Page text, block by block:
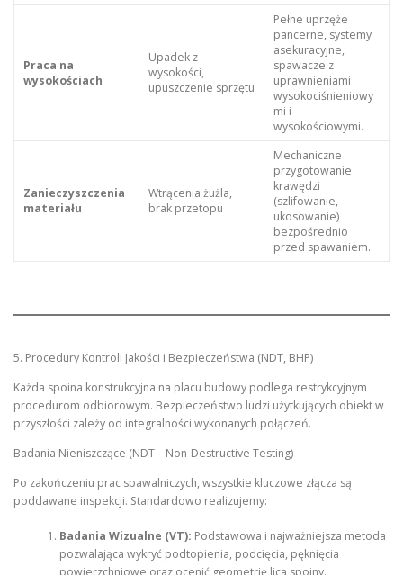
Praca na
wysokościach
Upadek z
wysokości,
upuszczenie sprzętu
Pełne uprzęże
pancerne, systemy
asekuracyjne,
spawacze z
uprawnieniami
wysokociśnieniowy
mi i
wysokościowymi.
Zanieczyszczenia
materiału
Wtrącenia żużla,
brak przetopu
Mechaniczne
przygotowanie
krawędzi
(szlifowanie,
ukosowanie)
bezpośrednio
przed spawaniem.
5. Procedury Kontroli Jakości i Bezpieczeństwa (NDT, BHP)
Każda spoina konstrukcyjna na placu budowy podlega restrykcyjnym
procedurom odbiorowym. Bezpieczeństwo ludzi użytkujących obiekt w
przyszłości zależy od integralności wykonanych połączeń.
Badania Nieniszczące (NDT – Non-Destructive Testing)
Po zakończeniu prac spawalniczych, wszystkie kluczowe złącza są
poddawane inspekcji. Standardowo realizujemy:
Badania Wizualne (VT): Podstawowa i najważniejsza metoda
pozwalająca wykryć podtopienia, podcięcia, pęknięcia
powierzchniowe oraz ocenić geometrię lica spoiny.